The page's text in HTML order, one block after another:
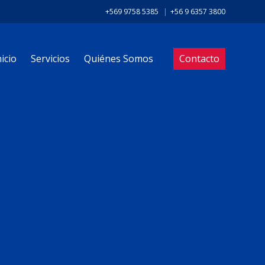
+569 9758 5385 | +56 9 6357 3800
Servicios Quiénes Somos Contacto